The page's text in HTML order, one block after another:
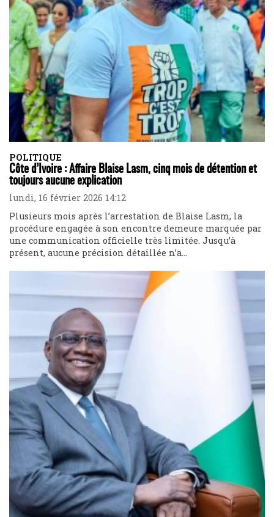
POLITIQUE
Côte d’Ivoire : Affaire Blaise Lasm, cinq mois de détention et
toujours aucune explication
lundi, 16 février 2026 14:12
Plusieurs mois après l’arrestation de Blaise Lasm, la
procédure engagée à son encontre demeure marquée par
une communication officielle très limitée. Jusqu’à
présent, aucune précision détaillée n’a...